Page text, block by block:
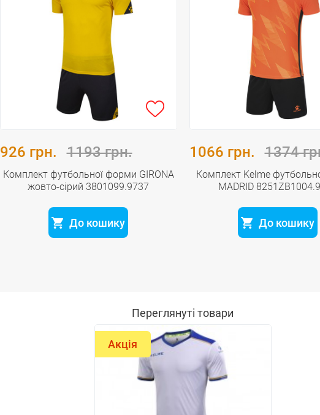
926 грн. 1193 грн.
Комплект футбольної форми GIRONA
жовто-сірий 3801099.9737
До кошику
1066 грн. 1374
Комплект Kelme
MADRID
До кошику
Переглянуті товари
Акція